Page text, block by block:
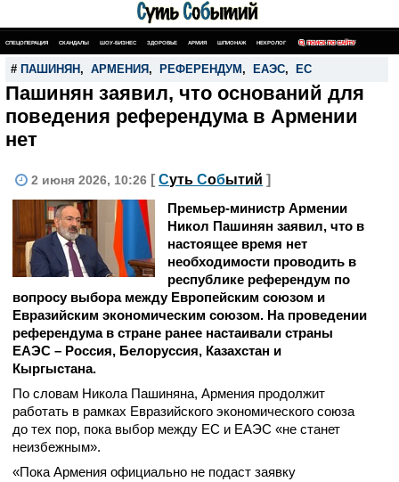
СПЕЦОПЕРАЦИЯ СКАНДАЛЫ ШОУ-БИЗНЕС ЗДОРОВЬЕ АРМИЯ ШПИОНАЖ НЕКРОЛОГ ПОИСК ПО САЙТУ
# ПАШИНЯН , АРМЕНИЯ , РЕФЕРЕНДУМ , ЕАЭС, ЕС
Пашинян заявил, что оснований для
поведения референдума в Армении
нет
2 июня 2026, 10:26 [ Суть Событий ]
Премьер-министр Армении
Никол Пашинян заявил, что в
настоящее время нет
необходимости проводить в
республике референдум по
вопросу выбора между Европейским союзом и
Евразийским экономическим союзом. На проведении
референдума в стране ранее настаивали страны
ЕАЭС – Россия, Белоруссия, Казахстан и
Кыргыстана.
По словам Никола Пашиняна, Армения продолжит
работать в рамках Евразийского экономического союза
до тех пор, пока выбор между ЕС и ЕАЭС «не станет
неизбежным».
«Пока Армения официально не подаст заявку